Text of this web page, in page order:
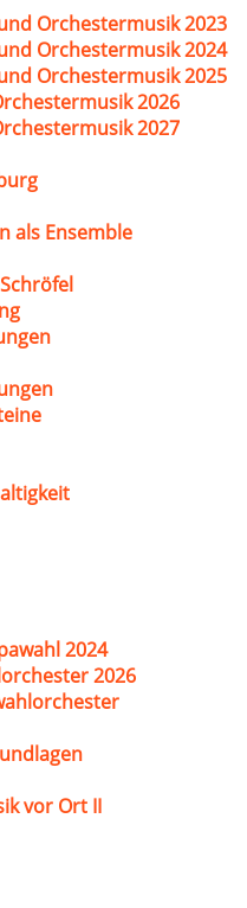
Orchestermusik 2023
Orchestermusik 2024
Orchestermusik 2025
2026
2027
als Ensemble
2024
2026
vor Ort II